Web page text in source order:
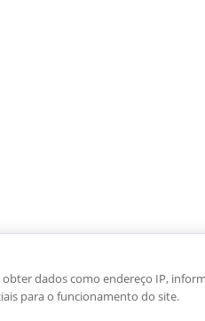
dados como endereço IP,
para o funcionamento do site.